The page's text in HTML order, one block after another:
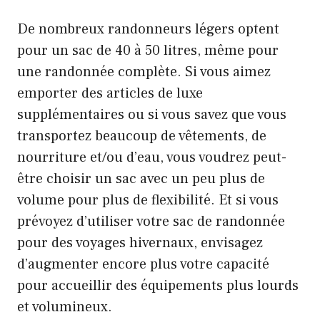
De nombreux randonneurs légers optent
pour un sac de 40 à 50 litres, même pour
une randonnée complète. Si vous aimez
emporter des articles de luxe
supplémentaires ou si vous savez que vous
transportez beaucoup de vêtements, de
nourriture et/ou d’eau, vous voudrez peut-
être choisir un sac avec un peu plus de
volume pour plus de flexibilité. Et si vous
prévoyez d’utiliser votre sac de randonnée
pour des voyages hivernaux, envisagez
d’augmenter encore plus votre capacité
pour accueillir des équipements plus lourds
et volumineux.